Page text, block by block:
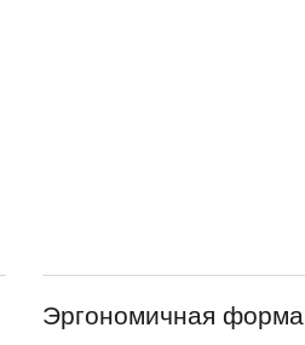
Эргономичная форма